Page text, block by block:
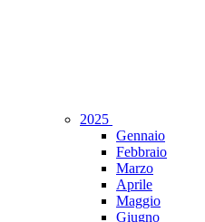
2025
Gennaio
Febbraio
Marzo
Aprile
Maggio
Giugno